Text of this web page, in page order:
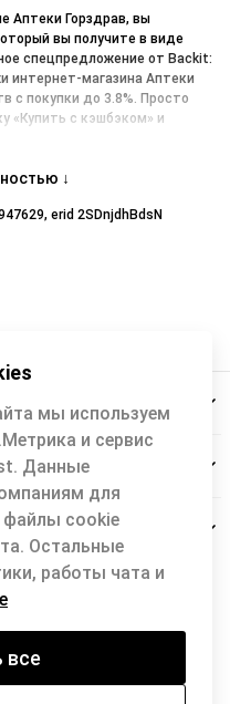
Аптеки Горздрав, вы
вы получите в виде
спецпредложение от Backit:
интернет-магазина Аптеки
с покупки до 3.8%. Просто
«Купить с кэшбэком» и
↓
erid 2SDnjdhBdsN
мы используем
и сервис
Данные
для
файлы cookie
Остальные
работы чата и
все